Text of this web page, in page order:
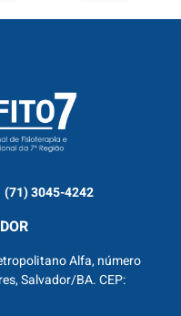
(71) 3045-4242
Alfa, número
Salvador/BA. CEP: